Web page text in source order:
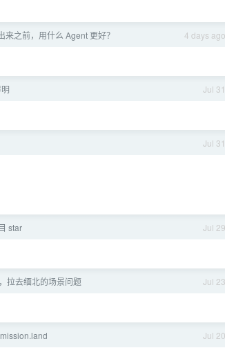
4 days ago
之前，用什么 Agent 更好？
Jul 31
Jul 31
Jul 29
star
Jul 23
拉去缅北的场景问题
Jul 20